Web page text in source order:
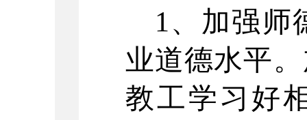
1、加强师
业道德水平
教工学习好